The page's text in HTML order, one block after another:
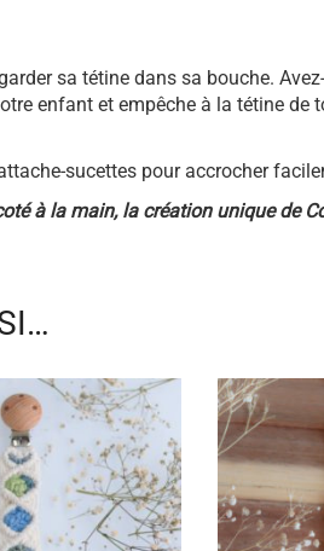
sa tétine dans sa bouche.
enfant et empêche à la tétine de
sucettes pour accrocher
à la main, la création unique de